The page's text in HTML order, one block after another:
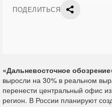
ПОДЕЛИТЬСЯ
«Дальневосточное
выросли на 30% в реальном
перенести центральный офис
регион. В России планируют